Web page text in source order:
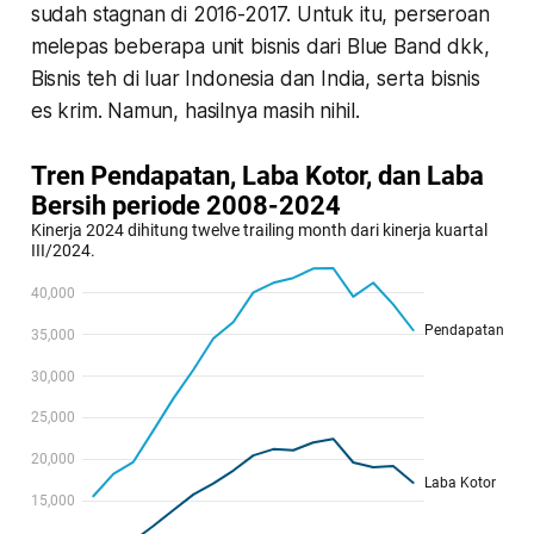
sudah stagnan di 2016-2017. Untuk itu, perseroan
melepas beberapa unit bisnis dari Blue Band dkk,
Bisnis teh di luar Indonesia dan India, serta bisnis
es krim. Namun, hasilnya masih nihil.